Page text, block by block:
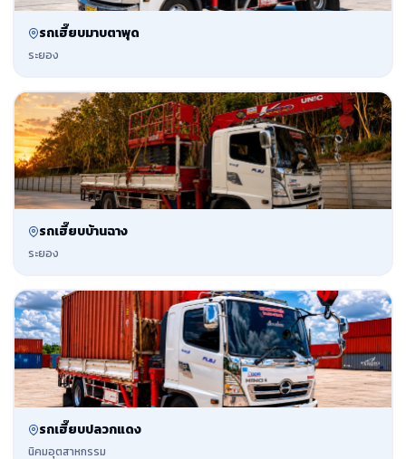
รถเฮี๊ยบมาบตาพุด
ระยอง
รถเฮี๊ยบบ้านฉาง
ระยอง
รถเฮี๊ยบปลวกแดง
นิคมอุตสาหกรรม